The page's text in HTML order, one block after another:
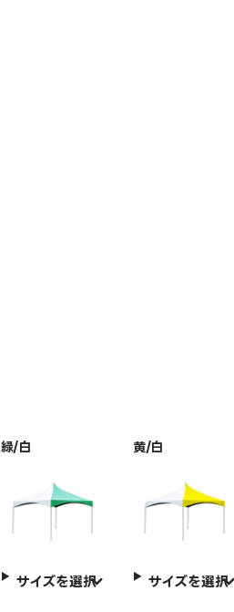
緑/白
サイズを選択
黄/白
サイズを選択